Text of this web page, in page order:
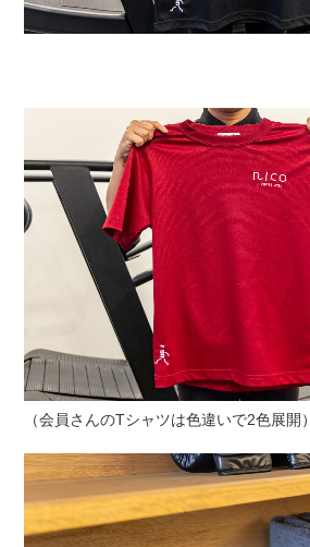
（会員さんのTシャツは色違いで2色展開）